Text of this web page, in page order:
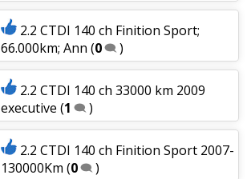
2.2 CTDI 140 ch Finition Sport;
66.000km; Ann (0 )
2.2 CTDI 140 ch 33000 km 2009
executive (1 )
2.2 CTDI 140 ch Finition Sport 2007-
130000Km (0 )